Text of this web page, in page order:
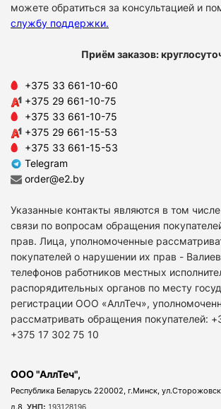
можете обратиться за консультацией и
службу поддержки.
Приём заказов:
+375 33 661-10-60
+375 29 661-10-75
+375 33 661-10-75
+375 29 661-15-53
+375 33 661-15-53
Telegram
order@e2.by
Указанные контакты являются в том
связи по вопросам обращения
прав. Лица, уполномоченные
покупателей о нарушении их прав -
телефонов работников местных
распорядительных органов по месту
регистрации ООО «АллТеч»,
рассматривать обращения покупателей:
+375 17 302 75 10
ООО "АллТеч",
Республика Беларусь 220002, г.Минск,
д.8, УНП: 193128196.